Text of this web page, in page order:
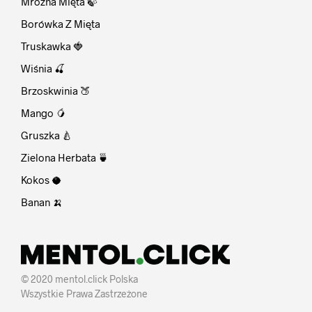
Borówka Z Mięta
Truskawka 🍓
Wiśnia 🍒
Brzoskwinia 🍑
Mango 🥭
Gruszka 🍐
Zielona Herbata 🍵
Kokos 🥥
Banan 🍌
© 2020 mentol.click Polska
Wszystkie Prawa Zastrzeżone